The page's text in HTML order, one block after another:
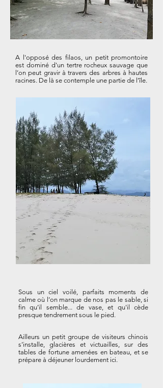
A l'opposé des filaos, un petit promontoire
est dominé d'un tertre rocheux sauvage que
l’on peut gravir à travers des arbres à hautes
racines. De là se contemple une partie de l’île.
Sous un ciel voilé, parfaits moments de
calme où l’on marque de nos pas le sable, si
fin qu’il semble... de vase, et qu'il cède
presque tendrement sous le pied.
Ailleurs un petit groupe de visiteurs chinois
s’installe, glacières et victuailles, sur des
tables de fortune amenées en bateau, et se
prépare à déjeuner lourdement ici.